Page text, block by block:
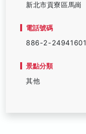
新北市貢寮區馬崗
電話號碼
886-2-24941601
景點分類
其他